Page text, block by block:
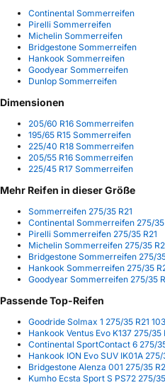
Continental Sommerreifen
Pirelli Sommerreifen
Michelin Sommerreifen
Bridgestone Sommerreifen
Hankook Sommerreifen
Goodyear Sommerreifen
Dunlop Sommerreifen
Dimensionen
205/60 R16 Sommerreifen
195/65 R15 Sommerreifen
225/40 R18 Sommerreifen
205/55 R16 Sommerreifen
225/45 R17 Sommerreifen
Mehr Reifen in dieser Größe
Sommerreifen 275/35 R21
Continental Sommerreifen 275/35
Pirelli Sommerreifen 275/35 R21
Michelin Sommerreifen 275/35
Bridgestone Sommerreifen 275/
Hankook Sommerreifen 275/35
Goodyear Sommerreifen 275/35
Passende Top-Reifen
Goodride Solmax 1 275/35 R21
Hankook Ventus Evo K137 275/
Continental SportContact 6 275/
Hankook ION Evo SUV IK01A
Bridgestone Alenza 001 275/35
Kumho Ecsta Sport S PS72 275/